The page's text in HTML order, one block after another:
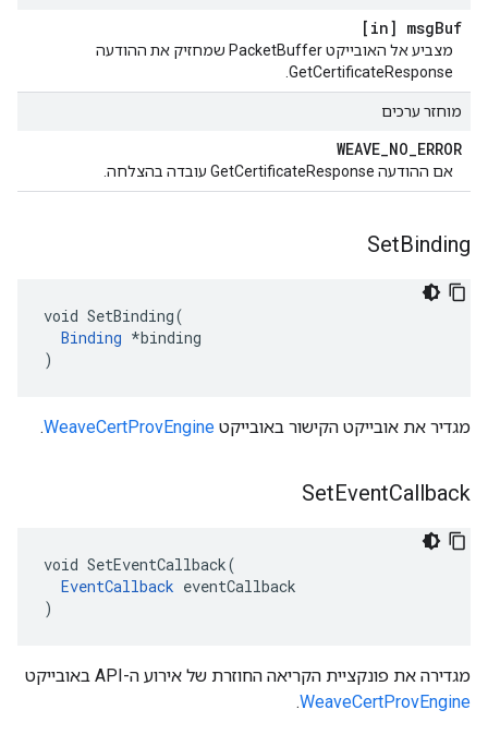
[in] msgBuf
מצביע אל האובייקט PacketBuffer שמחזיק את ההודעה
GetCertificateResponse.
מוחזר ערכים
WEAVE_NO_ERROR
אם ההודעה GetCertificateResponse עובדה בהצלחה.
SetBinding
void SetBinding(
Binding *binding
)
מגדיר את אובייקט הקישור באובייקט WeaveCertProvEngine
.
SetEventCallback
void SetEventCallback(
EventCallback eventCallback
)
מגדירה את פונקציית הקריאה החוזרת של אירוע ה-API באובייקט
WeaveCertProvEngine
.